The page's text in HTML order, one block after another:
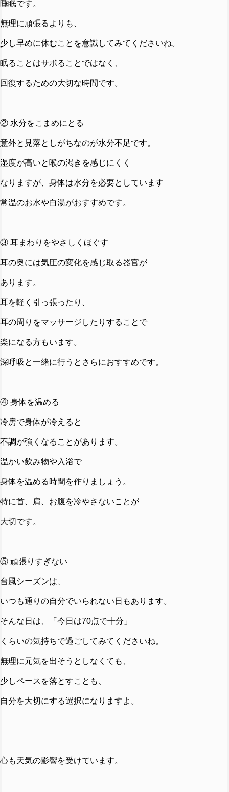
睡眠です。
無理に頑張るよりも、
少し早めに休むことを意識してみてくださいね。
眠ることはサボることではなく、
回復するための大切な時間です。
② 水分をこまめにとる
意外と見落としがちなのが水分不足です。
湿度が高いと喉の渇きを感じにくく
なりますが、身体は水分を必要としています
常温のお水や白湯がおすすめです。
③ 耳まわりをやさしくほぐす
耳の奥には気圧の変化を感じ取る器官が
あります。
耳を軽く引っ張ったり、
耳の周りをマッサージしたりすることで
楽になる方もいます。
深呼吸と一緒に行うとさらにおすすめです。
④ 身体を温める
冷房で身体が冷えると
不調が強くなることがあります。
温かい飲み物や入浴で
身体を温める時間を作りましょう。
特に首、肩、お腹を冷やさないことが
大切です。
⑤ 頑張りすぎない
台風シーズンは、
いつも通りの自分でいられない日もあります。
そんな日は、 「今日は70点で十分」
くらいの気持ちで過ごしてみてくださいね。
無理に元気を出そうとしなくても、
少しペースを落とすことも、
自分を大切にする選択になりますよ。
心も天気の影響を受けています。